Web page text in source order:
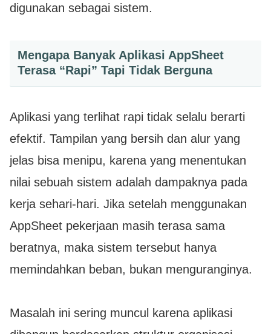
digunakan sebagai sistem.
Mengapa Banyak Aplikasi AppSheet
Terasa “Rapi” Tapi Tidak Berguna
Aplikasi yang terlihat rapi tidak selalu berarti
efektif. Tampilan yang bersih dan alur yang
jelas bisa menipu, karena yang menentukan
nilai sebuah sistem adalah dampaknya pada
kerja sehari-hari. Jika setelah menggunakan
AppSheet pekerjaan masih terasa sama
beratnya, maka sistem tersebut hanya
memindahkan beban, bukan menguranginya.
Masalah ini sering muncul karena aplikasi